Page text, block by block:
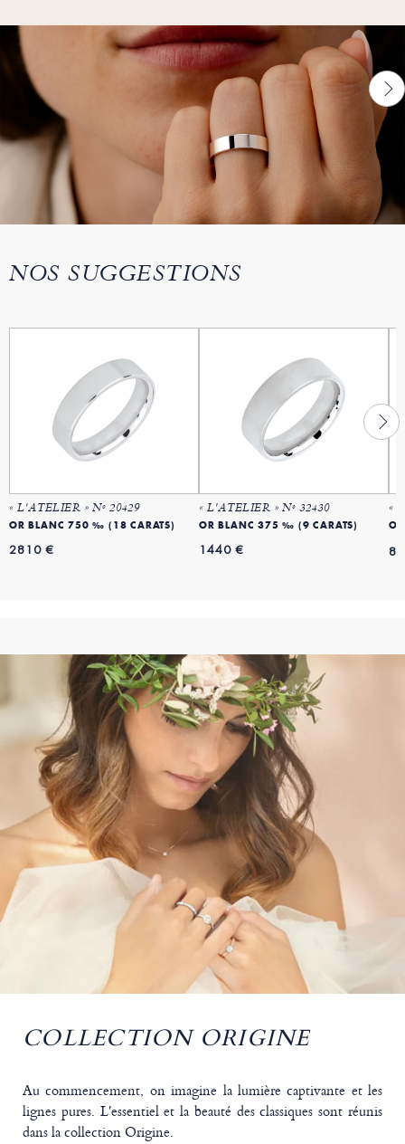
NOS SUGGESTIONS
« L'ATELIER » Nº 20429
OR BLANC 750 ‰ (18 CARATS)
2810 €
« L'ATELIER » Nº 32430
OR BLANC 375 ‰ (9 CARATS)
1440 €
«
COLLECTION ORIGINE
Au commencement, on imagine la lumière captivante et les
lignes pures. L'essentiel et la beauté des classiques sont réunis
dans la collection Origine.